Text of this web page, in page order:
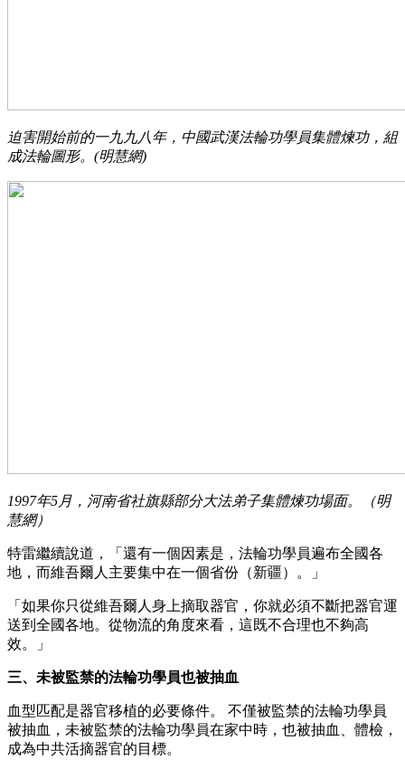
迫害開始前的一九九八年，中國武漢法輪功學員集體煉功，組
成法輪圖形。(明慧網)
1997年5月，河南省社旗縣部分大法弟子集體煉功場面。（明
慧網）
特雷繼續說道，「還有一個因素是，法輪功學員遍布全國各
地，而維吾爾人主要集中在一個省份（新疆）。」
「如果你只從維吾爾人身上摘取器官，你就必須不斷把器官運
送到全國各地。從物流的角度來看，這既不合理也不夠高
效。」
三、未被監禁的法輪功學員也被抽血
血型匹配是器官移植的必要條件。 不僅被監禁的法輪功學員
被抽血，未被監禁的法輪功學員在家中時，也被抽血、體檢，
成為中共活摘器官的目標。